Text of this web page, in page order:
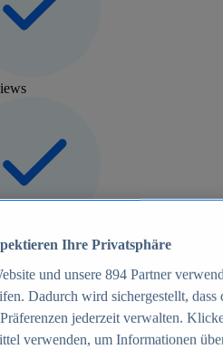
zu mehr als 39.000 Online-Shops
Ihre Privatsphäre
und unsere 894 Partner
Dadurch wird sichergestellt,
jederzeit verwalten.
verwenden, um Informationen